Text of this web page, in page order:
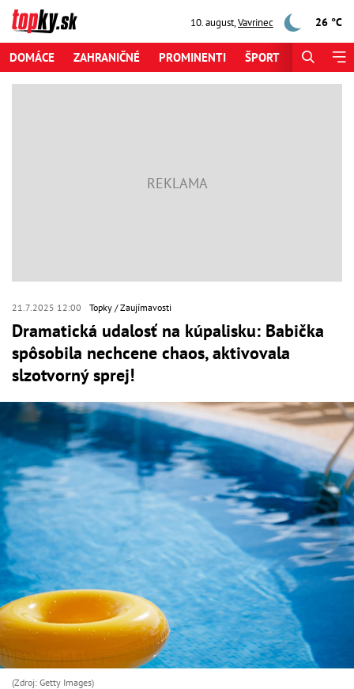
10. august,Vavrinec 26 °C
DOMÁCE ZAHRANIČNÉ PROMINENTI ŠPORT
21.7.2025 12:00 Topky Zaujímavosti
Dramatická udalosť na kúpalisku: Babička
spôsobila nechcene chaos, aktivovala
slzotvorný sprej!
(Zdroj: Getty Images)